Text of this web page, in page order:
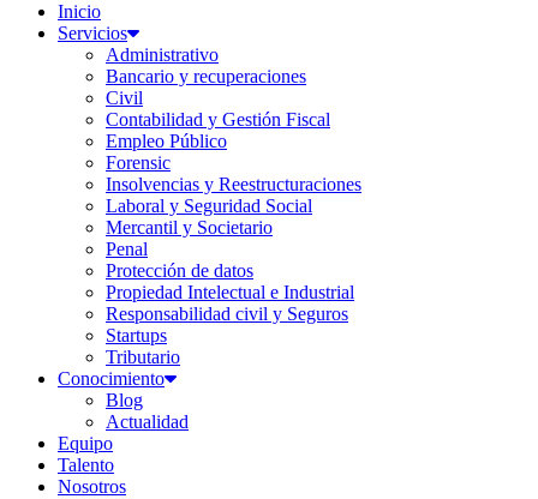
Inicio
Servicios
Administrativo
Bancario y recuperaciones
Civil
Contabilidad y Gestión Fiscal
Empleo Público
Forensic
Insolvencias y Reestructuraciones
Laboral y Seguridad Social
Mercantil y Societario
Penal
Protección de datos
Propiedad Intelectual e Industrial
Responsabilidad civil y Seguros
Startups
Tributario
Conocimiento
Blog
Actualidad
Equipo
Talento
Nosotros